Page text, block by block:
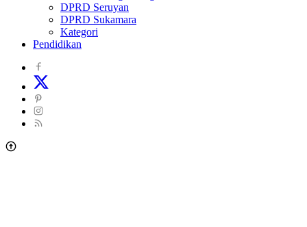
DPRD Seruyan
DPRD Sukamara
Kategori
Pendidikan